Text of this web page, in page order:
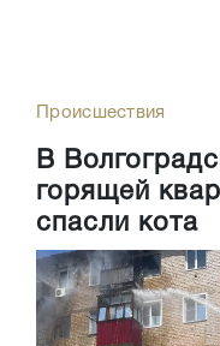
Происшествия
В
горящей
спасли кота